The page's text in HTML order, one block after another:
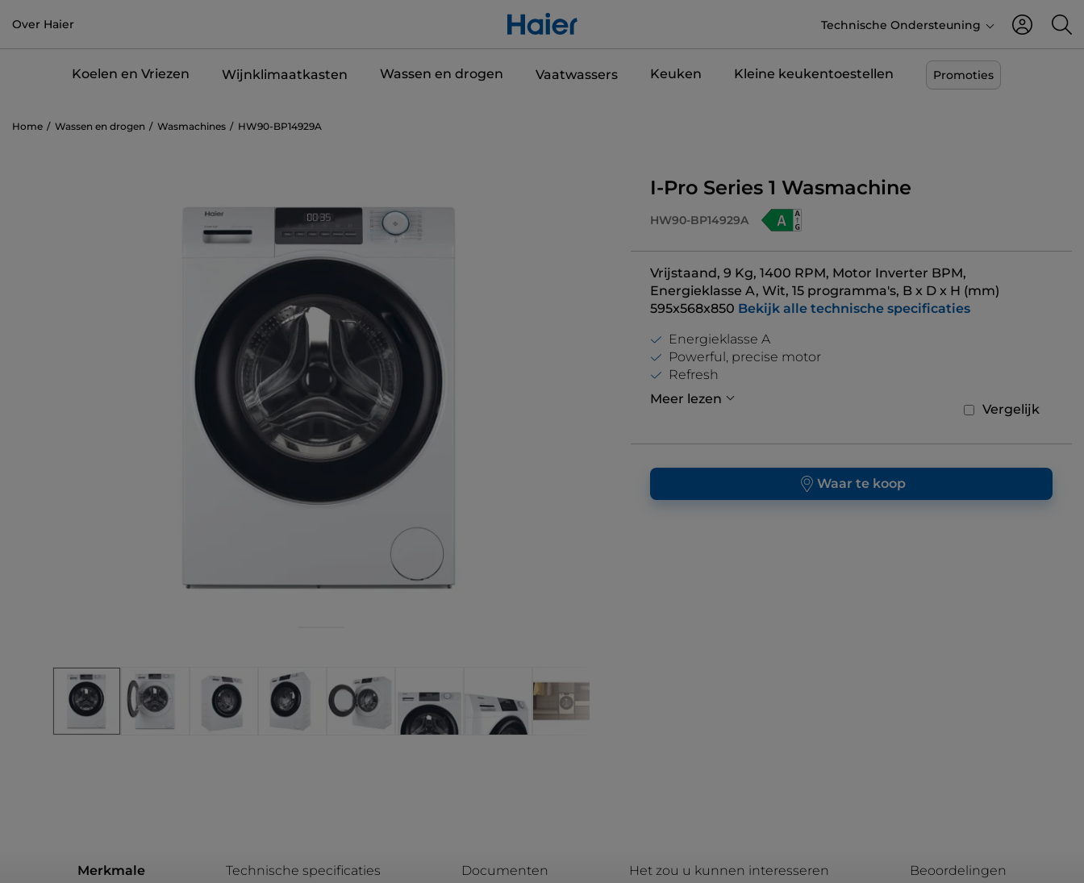
Over Haier Technische Ondersteuning
Koelen en Vriezen Wijnklimaatkasten Wassen en drogen Vaatwassers Keuken Kleine keukentoestellen Promoties
Home Wassen en drogen Wasmachines HW90-BP14929A
I-Pro Series 1 Wasmachine
HW90-BP14929A
Vrijstaand, 9 Kg, 1400 RPM, Motor Inverter BPM,
Energieklasse A, Wit, 15 programma's, B x D x H (mm)
595x568x850 Bekijk alle technische specificaties
Vergelijk
Energieklasse A
Powerful, precise motor
Refresh
Meer lezen
Waar te koop
Merkmale Technische specificaties Documenten Het zou u kunnen interesseren Beoordelingen